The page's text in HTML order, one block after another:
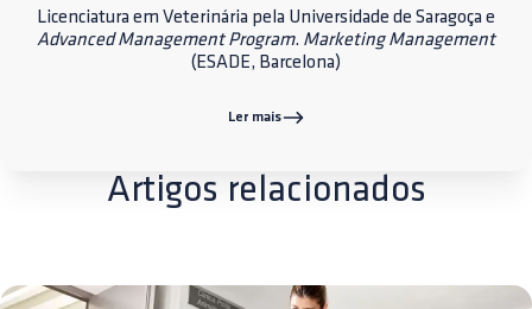
Licenciatura em Veterinária pela Universidade de Saragoça e
Advanced Management Program. Marketing Management
(ESADE, Barcelona)
Ler mais
Artigos relacionados